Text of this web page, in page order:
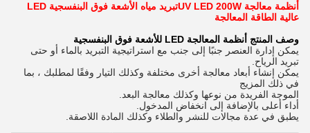
أنظمة معالجة UV LED 200W
تبريد مياه الأشعة فوق البنفسجية LED
عالية الطاقة المعالجة
وصف المنتج أنظمة المعالجة LED للأشعة فوق البنفسجية
يمكن إدارة العنصر جنبًا إلى جنب مع استراتيجية التبريد بالماء أو حتى
تبريد الرياح.
يمكن إنشاء أبعاد معالجة أخرى مختلفة وكذلك التيار وفقًا لمطلبك ، بما
في ذلك المزيج
الموجة الفريدة من نوعها وكذلك معالجة البعد.
أداء أعلى بالإضافة إلى انخفاض المدخول.
يطبق في عدة مجالات للنشر والطلاء وكذلك المادة اللاصقة.